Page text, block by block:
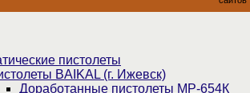
пистолеты
BAIKAL (г. Ижевск)
Доработанные пистолеты МР-654К